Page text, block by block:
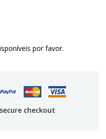
por favor.
checkout